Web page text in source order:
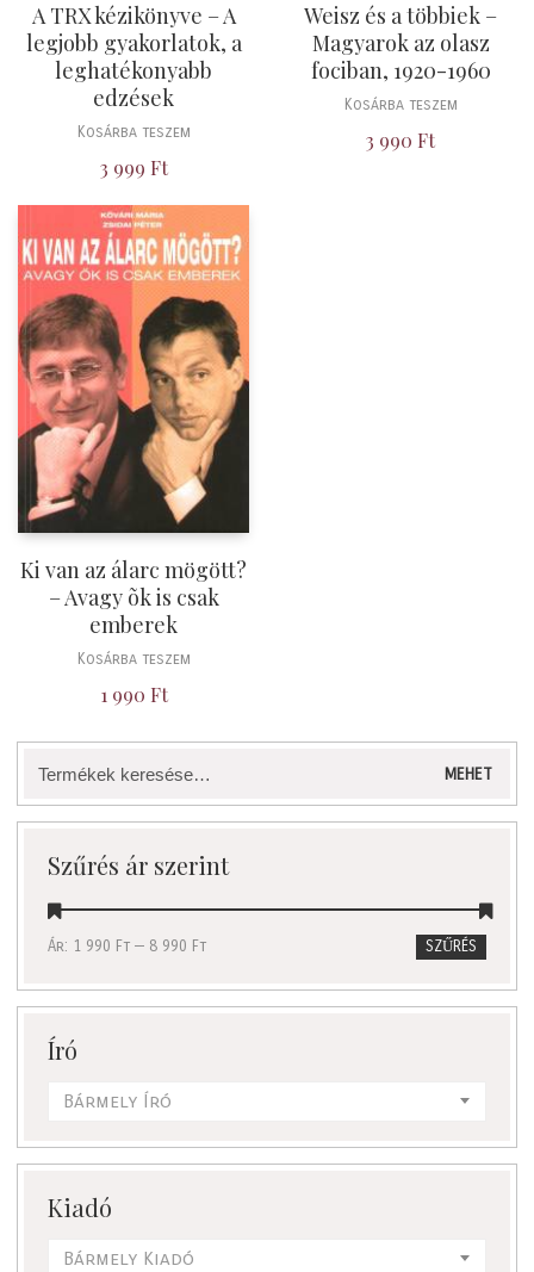
A TRX kézikönyve – A
legjobb gyakorlatok, a
leghatékonyabb
edzések
Kosárba teszem
3 999 Ft
Weisz és a többiek –
Magyarok az olasz
fociban, 1920-1960
Kosárba teszem
3 990 Ft
Ki van az álarc mögött?
– Avagy õk is csak
emberek
Kosárba teszem
1 990 Ft
következőre:
MEHET
Szűrés ár szerint
SZŰRÉS
Ár: 1 990 Ft — 8 990 Ft
Író
Bármely Író
Kiadó
Bármely Kiadó